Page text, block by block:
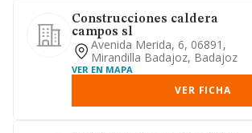
Construcciones caldera
campos sl
Avenida Merida, 6, 06891,
Mirandilla Badajoz, Badajoz
VER EN MAPA
VER FICHA